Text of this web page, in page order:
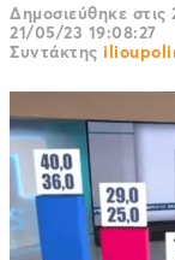
Δημοσιεύθηκε στις
21/05/23 19:08:27
Συντάκτης